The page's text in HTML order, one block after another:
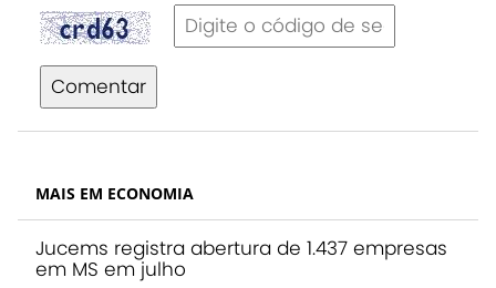
Comentar
MAIS EM ECONOMIA
Jucems registra abertura de 1.437 empresas
em MS em julho